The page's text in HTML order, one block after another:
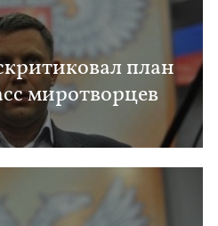
план
миротворцев